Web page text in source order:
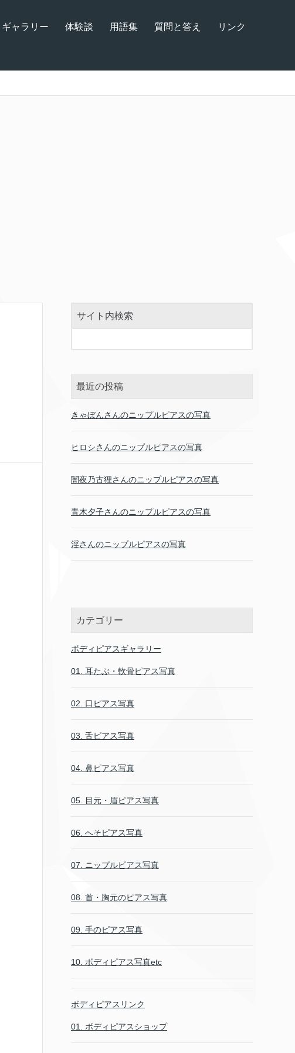
ギャラリー 体験談 用語集 質問と答え リンク
サイト内検索
最近の投稿
きゃぼんさんのニップルピアスの写真
ヒロシさんのニップルピアスの写真
闇夜乃古狸さんのニップルピアスの写真
青木夕子さんのニップルピアスの写真
淫さんのニップルピアスの写真
カテゴリー
ボディピアスギャラリー
01. 耳たぶ・軟骨ピアス写真
02. 口ピアス写真
03. 舌ピアス写真
04. 鼻ピアス写真
05. 目元・眉ピアス写真
06. へそピアス写真
07. ニップルピアス写真
08. 首・胸元のピアス写真
09. 手のピアス写真
10. ボディピアス写真etc
ボディピアスリンク
01. ボディピアスショップ